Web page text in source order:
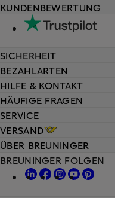
HILFE & KONTAKT
HÄUFIGE FRAGEN
SERVICE
VERSAND
KUNDENBEWERTUNG
SICHERHEIT
BEZAHLARTEN
ÜBER BREUNINGER
BREUNINGER FOLGEN